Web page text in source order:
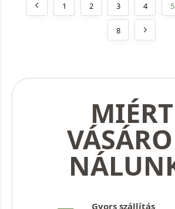
1 2 3 4 5
8
MIÉRT
Gyors szállítás